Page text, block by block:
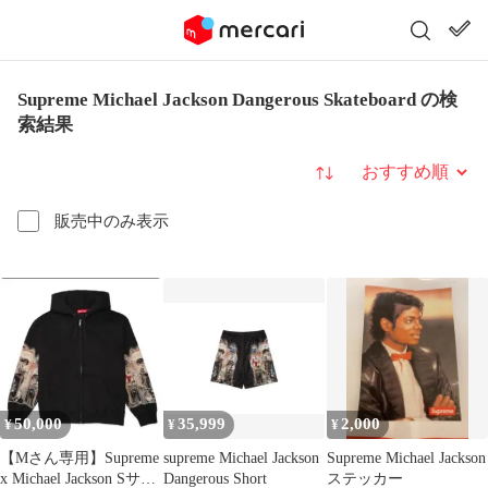
Supreme Michael Jackson Dangerous Skateboard の検
索結果
販売中のみ表示
並び替え
¥50,000
【Mさん専用】Supreme
x Michael Jackson Sサイ
¥35,999
supreme Michael Jackson
Dangerous Short
¥ 2,000
Supreme Michael Jackson
ステッカー